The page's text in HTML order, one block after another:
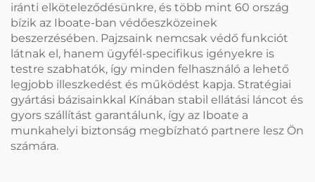
iránti elköteleződésünkre, és több mint 60 ország
bízik az Iboate-ban védőeszközeinek
beszerzésében. Pajzsaink nemcsak védő funkciót
látnak el, hanem ügyfél-specifikus igényekre is
testre szabhatók, így minden felhasználó a lehető
legjobb illeszkedést és működést kapja. Stratégiai
gyártási bázisainkkal Kínában stabil ellátási láncot és
gyors szállítást garantálunk, így az Iboate a
munkahelyi biztonság megbízható partnere lesz Ön
számára.